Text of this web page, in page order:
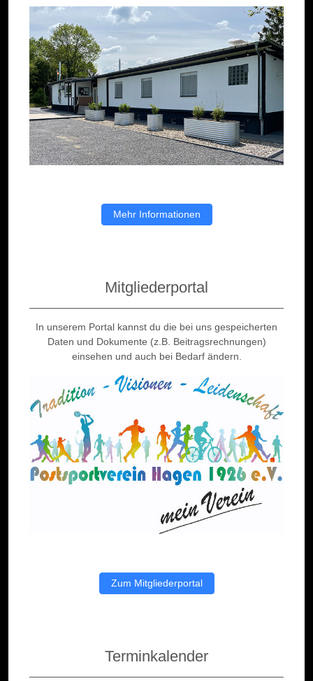
Mehr Informationen
Mitgliederportal
In unserem Portal kannst du die bei uns gespeicherten
Daten und Dokumente (z.B. Beitragsrechnungen)
einsehen und auch bei Bedarf ändern.
Zum Mitgliederportal
Terminkalender